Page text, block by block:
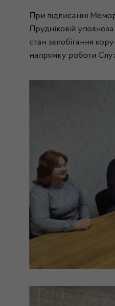
При підписанні
Прудніковій
стан запобігання
напрямку роботи